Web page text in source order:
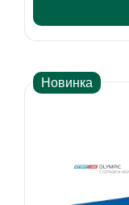
Новинка